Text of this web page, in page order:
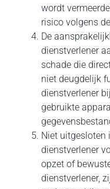
wordt
risico volgens
De
dienstverlener
schade die
niet deugdelijk
dienstverlener
gebruikte
Niet uitgesloten
dienstverlener
opzet of
dienstverlener,